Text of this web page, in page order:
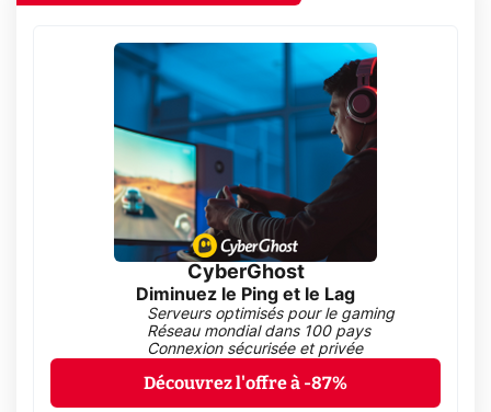
CyberGhost
Diminuez le Ping et le Lag
Serveurs optimisés pour le gaming
Réseau mondial dans 100 pays
Connexion sécurisée et privée
Découvrez l'offre à -87%